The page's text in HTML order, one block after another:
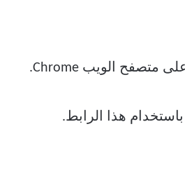
باستخدام هذا الرابط.